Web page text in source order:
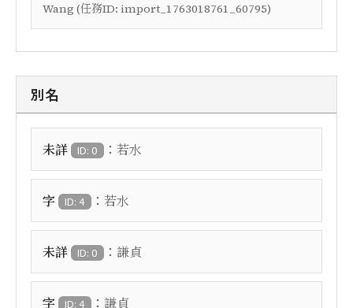
Wang (任務ID: import_1763018761_60795)
別名
未詳 ID: 0 ： 若水
字 ID: 4 ： 若水
未詳 ID: 0 ： 謙貞
字 ID: 4 ： 謙貞